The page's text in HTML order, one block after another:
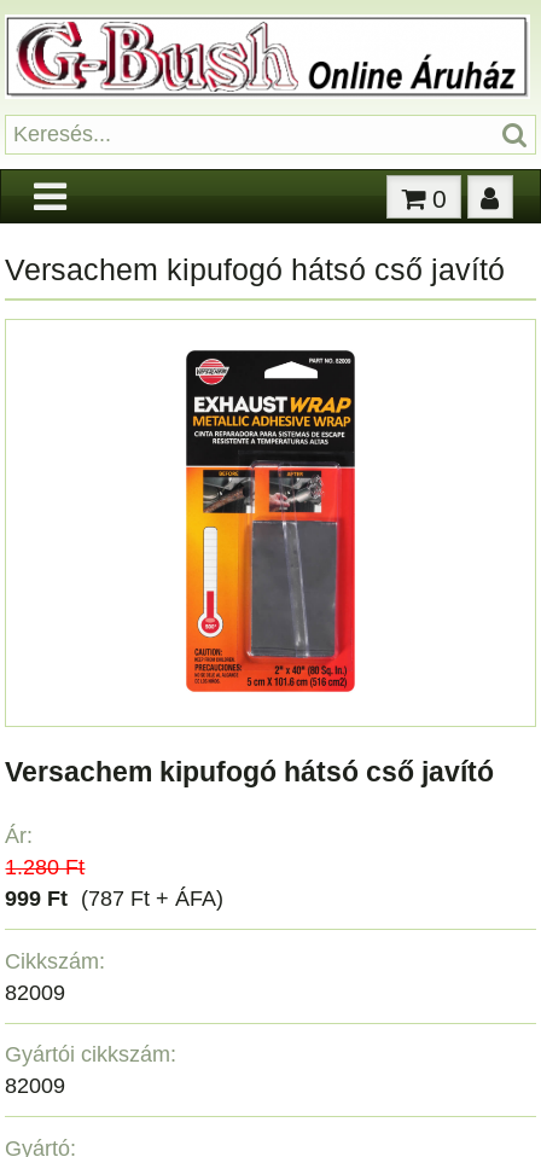
0
Versachem kipufogó hátsó cső javító
Versachem kipufogó hátsó cső javító
Ár:
1.280 Ft
999 Ft (787 Ft + ÁFA)
Cikkszám:
82009
Gyártói cikkszám:
82009
Gyártó: